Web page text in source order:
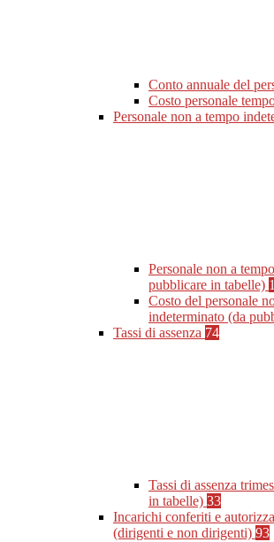
Conto annuale del
Costo personale
Personale non a tempo
Personale non a
pubblicare in tabelle)
Costo del personale
indeterminato (da
Tassi di assenza 74
Tassi di assenza
in tabelle) 33
Incarichi conferiti e
(dirigenti e non dirigenti) 93